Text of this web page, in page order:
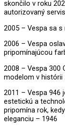
skončilo v roku
autorizovaný
2005 – Vespa sa
2006 – Vespa
pripomínajúcou
2008 – Vespa 300
modelom v histórii
2011 – Vespa 946
estetickú a
pripomína rok,
eleganciu – 1946